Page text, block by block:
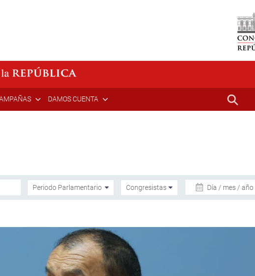
DAMOS CUENTA
Día / mes / año